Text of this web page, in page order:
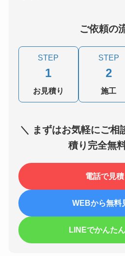
ご依頼の
STEP
1
お見積り
STEP
2
施工
＼ まずはお気軽にご相
積り完全無
電話で見積
WEBから無料
LINEでかんた